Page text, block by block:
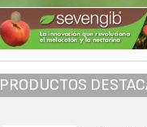
PRODUCTOS